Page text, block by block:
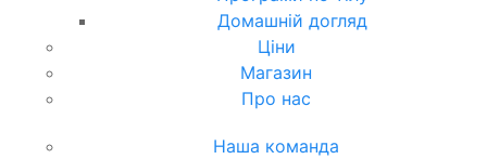
Домашній догляд
Ціни
Магазин
Про нас
Наша команда